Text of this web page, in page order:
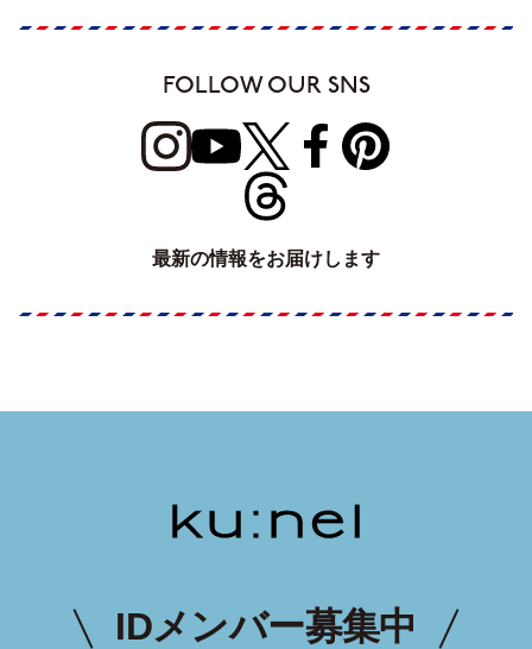
FOLLOW OUR SNS
最新の情報をお届けします
IDメンバー募集中